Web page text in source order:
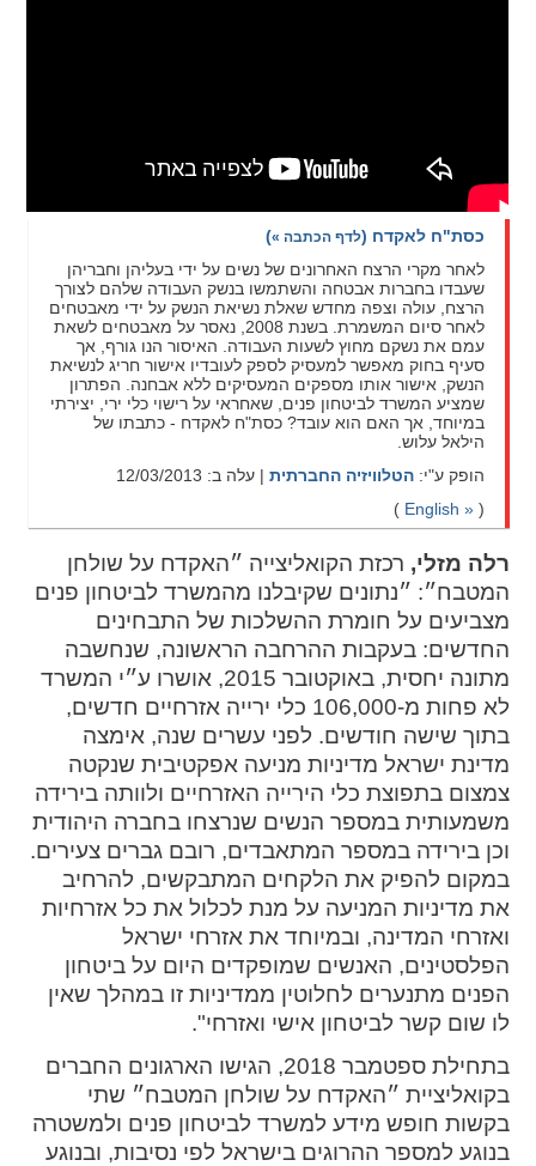
כסת"ח לאקדח (לדף הכתבה »)
לאחר מקרי הרצח האחרונים של נשים על ידי בעליהן וחבריהן
שעבדו בחברות אבטחה והשתמשו בנשק העבודה שלהם לצורך
הרצח, עולה וצפה מחדש שאלת נשיאת הנשק על ידי מאבטחים
לאחר סיום המשמרת. בשנת 2008, נאסר על מאבטחים לשאת
עמם את נשקם מחוץ לשעות העבודה. האיסור הנו גורף, אך
סעיף בחוק מאפשר למעסיק לספק לעובדיו אישור חריג לנשיאת
הנשק, אישור אותו מספקים המעסיקים ללא אבחנה. הפתרון
שמציע המשרד לביטחון פנים, שאחראי על רישוי כלי ירי, יצירתי
במיוחד, אך האם הוא עובד? כסת"ח לאקדח - כתבתו של
הילאל עלוש.
הופק ע"י: הטלוויזיה החברתית| עלה ב: 12/03/2013
( English » )
רלה מזלי, רכזת הקואליצייה ״האקדח על שולחן
המטבח״: ״נתונים שקיבלנו מהמשרד לביטחון פנים
מצביעים על חומרת ההשלכות של התבחינים
החדשים: בעקבות ההרחבה הראשונה, שנחשבה
מתונה יחסית, באוקטובר 2015, אושרו ע״י המשרד
לא פחות מ-106,000 כלי ירייה אזרחיים חדשים,
בתוך שישה חודשים. לפני עשרים שנה, אימצה
מדינת ישראל מדיניות מניעה אפקטיבית שנקטה
צמצום בתפוצת כלי הירייה האזרחיים ולוותה בירידה
משמעותית במספר הנשים שנרצחו בחברה היהודית
וכן בירידה במספר המתאבדים, רובם גברים צעירים.
במקום להפיק את הלקחים המתבקשים, להרחיב
את מדיניות המניעה על מנת לכלול את כל אזרחיות
ואזרחי המדינה, ובמיוחד את אזרחי ישראל
הפלסטינים, האנשים שמופקדים היום על ביטחון
הפנים מתנערים לחלוטין ממדיניות זו במהלך שאין
לו שום קשר לביטחון אישי ואזרחי".
בתחילת ספטמבר 2018, הגישו הארגונים החברים
בקואליציית ״האקדח על שולחן המטבח״ שתי
בקשות חופש מידע למשרד לביטחון פנים ולמשטרה
בנוגע למספר ההרוגים בישראל לפי נסיבות, ובנוגע